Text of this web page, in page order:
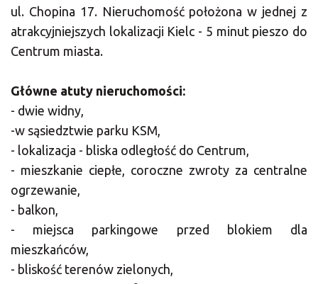
ul. Chopina 17. Nieruchomość położona w jednej z
atrakcyjniejszych lokalizacji Kielc - 5 minut pieszo do
Centrum miasta.
Główne atuty nieruchomości:
- dwie widny,
-w sąsiedztwie parku KSM,
- lokalizacja - bliska odległość do Centrum,
- mieszkanie ciepłe, coroczne zwroty za centralne
ogrzewanie,
- balkon,
- miejsca parkingowe przed blokiem dla
mieszkańców,
- bliskość terenów zielonych,